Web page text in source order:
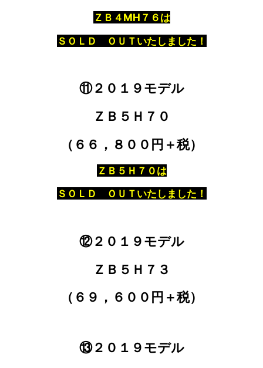
ＺＢ４MH７６は
ＳＯＬＤ ＯＵＴいたしました！
⑪２０１９モデル
ＺＢ５Ｈ７０
（６６，８００円＋税）
ＺＢ５Ｈ７０は
ＳＯＬＤ ＯＵＴいたしました！
⑫２０１９モデル
ＺＢ５Ｈ７３
（６９，６００円＋税）
⑬２０１９モデル